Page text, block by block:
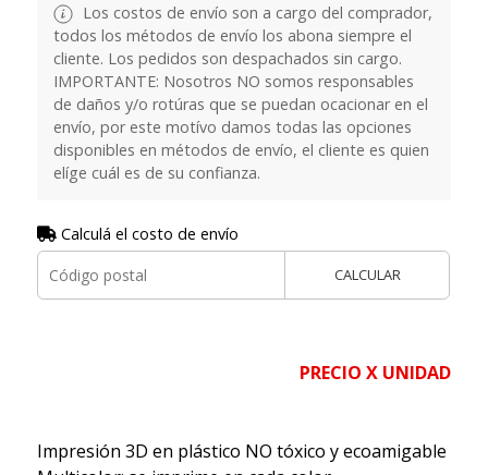
Los costos de envío son a cargo del comprador,
todos los métodos de envío los abona siempre el
cliente. Los pedidos son despachados sin cargo.
IMPORTANTE: Nosotros NO somos responsables
de daños y/o rotúras que se puedan ocacionar en el
envío, por este motívo damos todas las opciones
disponibles en métodos de envío, el cliente es quien
elíge cuál es de su confianza.
Calculá el costo de envío
CALCULAR
PRECIO X UNIDAD
Impresión 3D en plástico NO tóxico y ecoamigable